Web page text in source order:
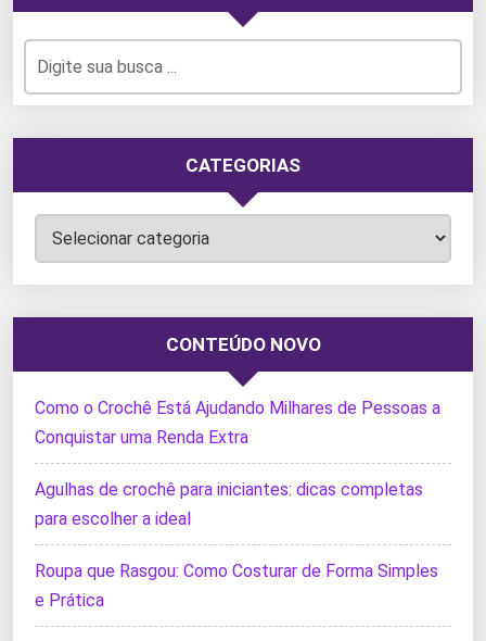
CATEGORIAS
Categorias
CONTEÚDO NOVO
Como o Crochê Está Ajudando Milhares de Pessoas a
Conquistar uma Renda Extra
Agulhas de crochê para iniciantes: dicas completas
para escolher a ideal
Roupa que Rasgou: Como Costurar de Forma Simples
e Prática